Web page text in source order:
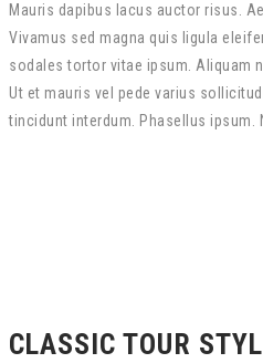
Mauris dapibus lacus auctor risus.
Vivamus sed magna quis ligula
sodales tortor vitae ipsum. Aliquam
Ut et mauris vel pede varius
tincidunt interdum. Phasellus ipsum.
CLASSIC TOUR